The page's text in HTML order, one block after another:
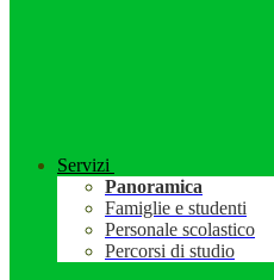
Servizi
Panoramica
Famiglie e studenti
Personale scolastico
Percorsi di studio